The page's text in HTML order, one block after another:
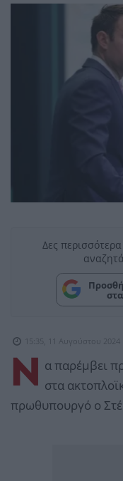
Δες
15:35, 11 Αυγούστου 2024
Ν
α παρέμβει
στα
πρωθυπουργό ο